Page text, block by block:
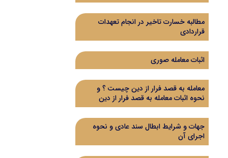
مطالبه خسارت تاخیر در انجام تعهدات
قراردادی
اثبات معامله صوری
معامله به قصد فرار از دین چیست ؟ و
نحوه اثبات معامله به قصد فرار از دین
جهات و شرایط ابطال سند عادی و نحوه
اجرای آن